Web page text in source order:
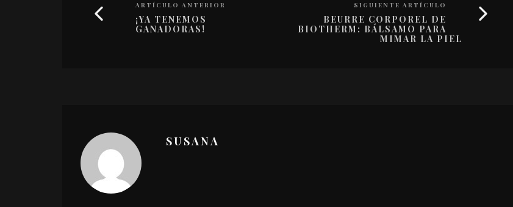
ARTÍCULO ANTERIOR
¡YA TENEMOS
GANADORAS!
SIGUIENTE ARTÍCULO
BEURRE CORPOREL DE
BIOTHERM: BÁLSAMO PARA
MIMAR LA PIEL
SUSANA